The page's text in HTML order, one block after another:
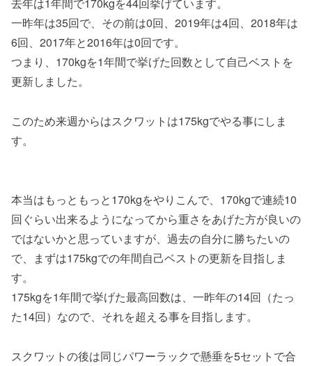
去年は1年間で170kgを44回挙げています。
一昨年は35回で、その前は0回、2019年は4回、2018年は
6回、2017年と2016年は0回です。
つまり、170kgを1年間で挙げた回数として自己ベストを
更新しました。
このため来週からはスクワットは175kgでやる事にしま
す。
本当はもっともっと170kgをやりこんで、170kgで連続10
回ぐらい出来るようになってから重さをあげた方が良いの
ではないかと思っていますが、過去の自分に勝ちたいの
で、まずは175kgでの年間自己ベストの更新を目指しま
す。
175kgを1年間で挙げた最高回数は、一昨年の14回（たっ
た14回）なので、それを超える事を目指します。
スクワットの後は同じパワーラックで懸垂を5セットで合